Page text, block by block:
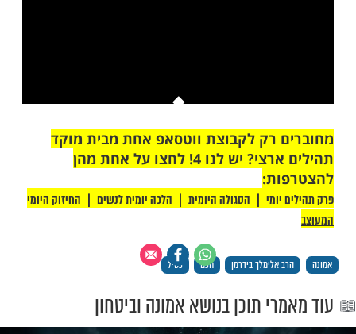
This is a modal window.
כשלו או מכיוון שהפורמט אינו נתמך.